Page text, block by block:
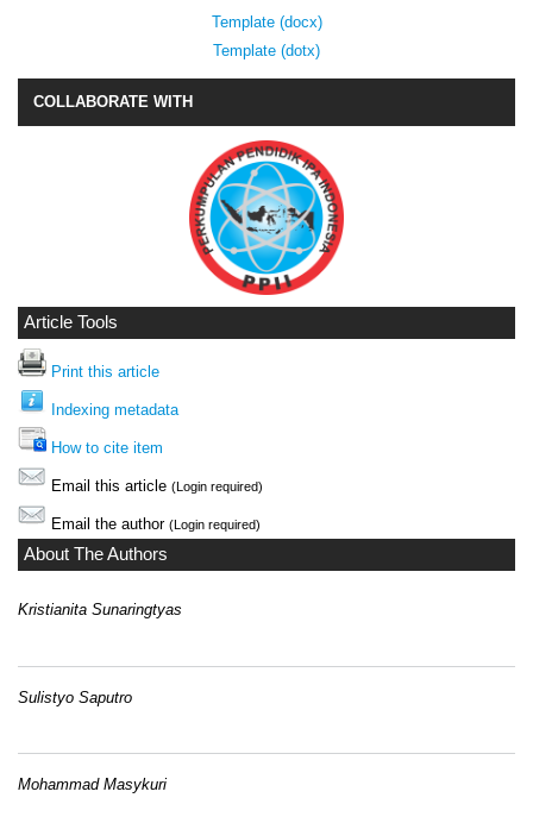
Template (docx)
Template (dotx)
COLLABORATE WITH
Article Tools
Print this article
Indexing metadata
How to cite item
Email this article (Login required)
Email the author (Login required)
About The Authors
Kristianita Sunaringtyas
Sulistyo Saputro
Mohammad Masykuri